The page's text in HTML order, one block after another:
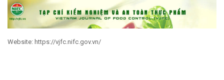
Website: https://vjfc.nifc.gov.vn/